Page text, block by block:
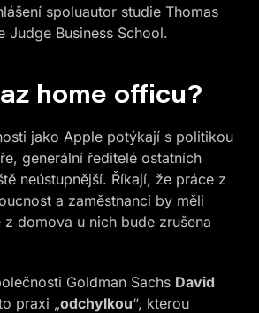
spoluautor studie Thomas
Judge Business School.
home officu?
jako Apple potýkají s politikou
generální ředitelé ostatních
neústupnější. Říkají, že práce z
a zaměstnanci by měli
domova u nich bude zrušena
Goldman Sachs David
praxi „odchylkou“, kterou